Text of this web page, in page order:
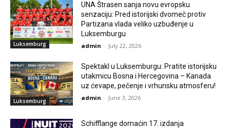
Luksemburg
UNA Štrasen sanja novu evropsku
senzaciju: Pred istorijski dvomeč protiv
Partizana vlada veliko uzbuđenje u
Luksemburgu
admin - July 22, 2026
Luksemburg
Spektakl u Luksemburgu: Pratite istorijsku
utakmicu Bosna i Hercegovina – Kanada
uz ćevape, pečenje i vrhunsku atmosferu!
admin - June 3, 2026
Schifflange domaćin 17. izdanja